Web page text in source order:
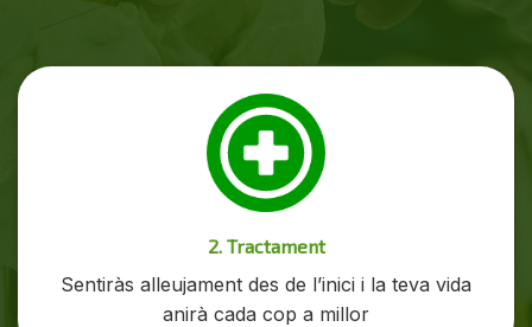
2. Tractament
Sentiràs alleujament des de l’inici i la teva vida
anirà cada cop a millor